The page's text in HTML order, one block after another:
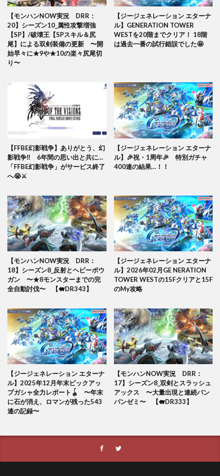
【モンハンNOW実況 DRR：
20】シーズン10_属性攻撃増強
【SP】/破壊王【SPスキル＆尻
尾】による双剣装備の更新 〜開
始早々に★9や★10の楽々尻尾切
り〜
【ジージェネレーション エターナ
ル】GENERATION TOWER
WESTを20階までクリア！ 18階
は過去一番の試行錯誤でした🤩
【FFBE幻影戦争】ありがとう、幻
影戦争‼️ 6年間の思い出と共に…
「FFBE幻影戦争」がサービス終了
へ😭⚔️
【ジージェネレーション エターナ
ル】🎉祝・1周年🎉 特別ガチャ
400連の結果…！！
【モンハンNOW実況 DRR：
18】シーズン8_反射とヘビーボウ
ガン 〜★8モンスターまでの完
全自動討伐〜 【🐖DR343】
【ジージェネレーション エターナ
ル】2026年02月GE NERATION
TOWER WESTの15Fクリアと15F
のMy攻略
【ジージェネレーション エターナ
ル】2025年12月年末ピックアッ
プガシャ全力レポート🪀 〜年末
に石が消え、ロマンが残った543
連の記録〜
【モンハンNOW実況 DRR：
17】シーズン8_双剣とスラッシュ
アックス 〜大量出現と連続パン
パンゼミ〜 【🐖DR333】